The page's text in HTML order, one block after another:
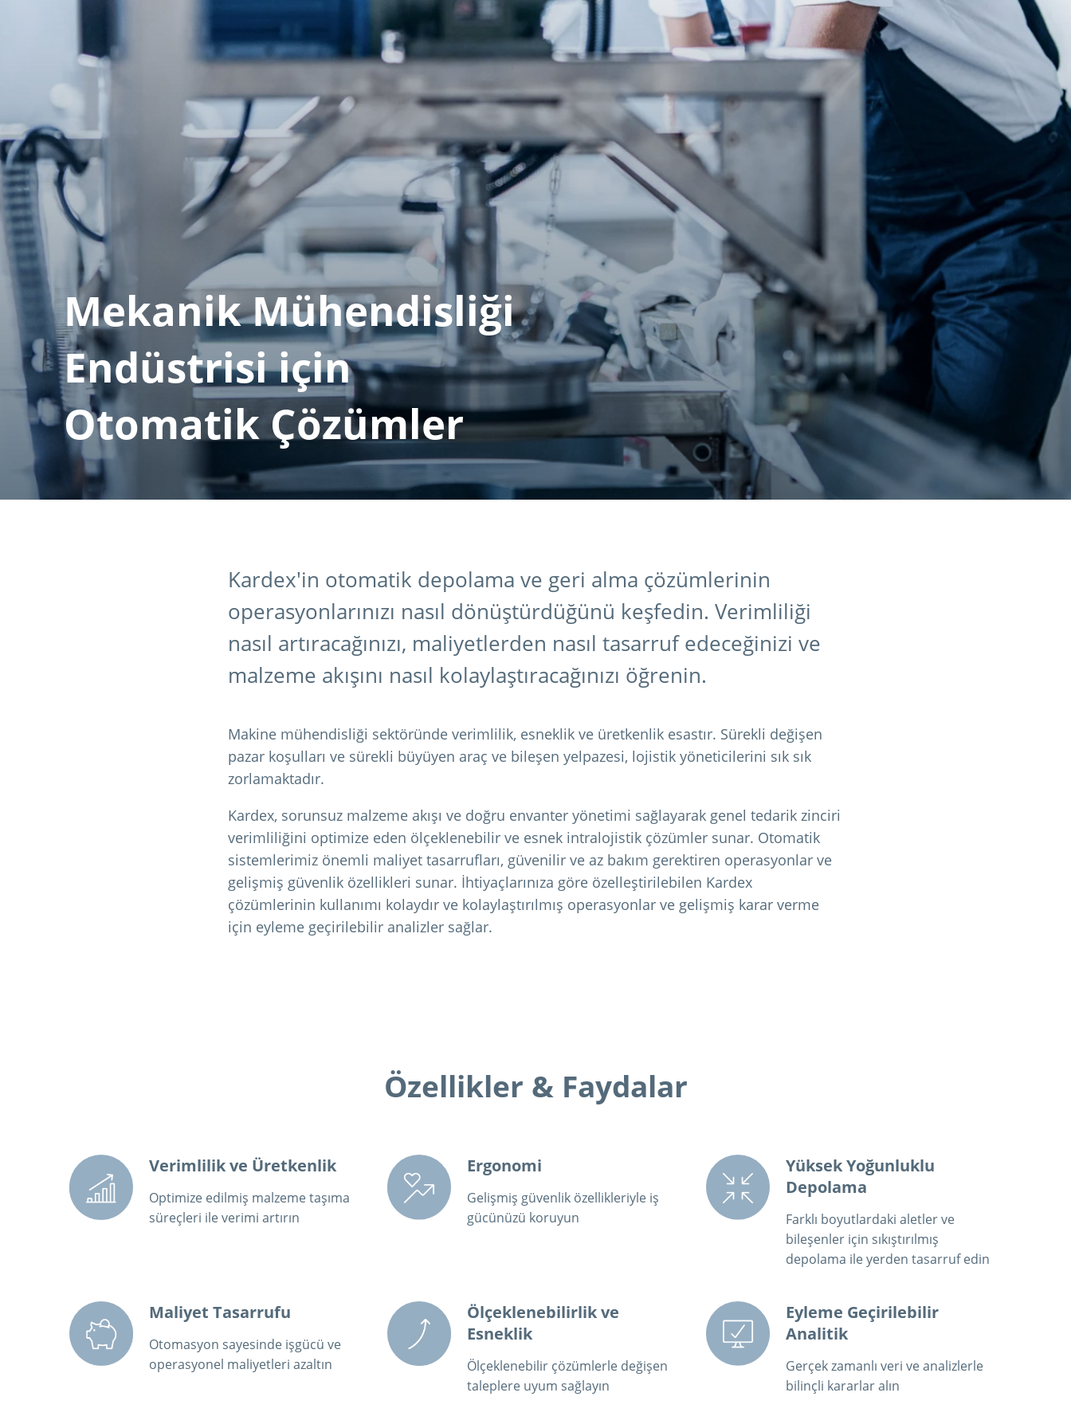
Mekanik Mühendisliği
Endüstrisi için
Otomatik Çözümler
Kardex'in otomatik depolama ve geri alma çözümlerinin
operasyonlarınızı nasıl dönüştürdüğünü keşfedin. Verimliliği
nasıl artıracağınızı, maliyetlerden nasıl tasarruf edeceğinizi ve
malzeme akışını nasıl kolaylaştıracağınızı öğrenin.
Makine mühendisliği sektöründe verimlilik, esneklik ve üretkenlik esastır. Sürekli değişen
pazar koşulları ve sürekli büyüyen araç ve bileşen yelpazesi, lojistik yöneticilerini sık sık
zorlamaktadır.
Kardex, sorunsuz malzeme akışı ve doğru envanter yönetimi sağlayarak genel tedarik zinciri
verimliliğini optimize eden ölçeklenebilir ve esnek intralojistik çözümler sunar. Otomatik
sistemlerimiz önemli maliyet tasarrufları, güvenilir ve az bakım gerektiren operasyonlar ve
gelişmiş güvenlik özellikleri sunar. İhtiyaçlarınıza göre özelleştirilebilen Kardex
çözümlerinin kullanımı kolaydır ve kolaylaştırılmış operasyonlar ve gelişmiş karar verme
için eyleme geçirilebilir analizler sağlar.
Özellikler & Faydalar
Verimlilik ve Üretkenlik
Optimize edilmiş malzeme taşıma
süreçleri ile verimi artırın
Ergonomi
Gelişmiş güvenlik özellikleriyle iş
gücünüzü koruyun
Yüksek Yoğunluklu
Depolama
Farklı boyutlardaki aletler ve
bileşenler için sıkıştırılmış
depolama ile yerden tasarruf edin
Maliyet Tasarrufu
Otomasyon sayesinde işgücü ve
operasyonel maliyetleri azaltın
Ölçeklenebilirlik ve
Esneklik
Ölçeklenebilir çözümlerle değişen
taleplere uyum sağlayın
Eyleme Geçirilebilir
Analitik
Gerçek zamanlı veri ve analizlerle
bilinçli kararlar alın